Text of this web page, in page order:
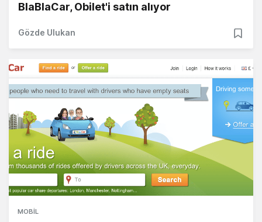
BlaBlaCar, Obilet'i satın alıyor
Gözde Ulukan
MOBIL